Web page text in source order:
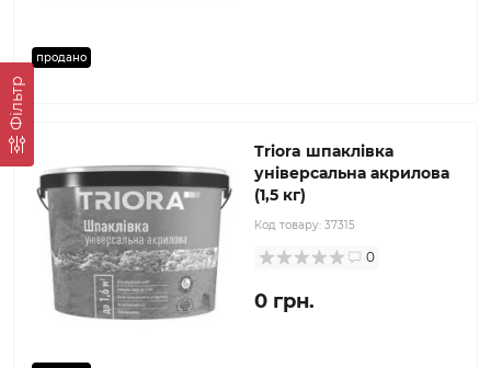
Фільтр
продано
Triora шпаклівка
універсальна акрилова
(1,5 кг)
Код товару: 37315
0
0 грн.